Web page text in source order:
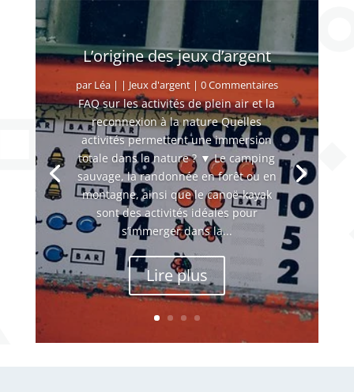
L’origine des jeux d’argent
par Léa| | Jeux d'argent| 0 Commentaires
FAQ sur les activités de plein air et la
reconnexion à la nature Quelles
activités permettent une immersion
totale dans la nature ? ▼ Le camping
sauvage, la randonnée en forêt ou en
montagne, ainsi que le canoë-kayak
sont des activités idéales pour
s’immerger dans la...
Lire plus